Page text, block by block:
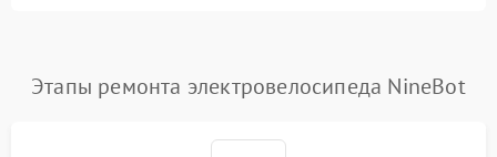
Этапы ремонта электровелосипеда NineBot